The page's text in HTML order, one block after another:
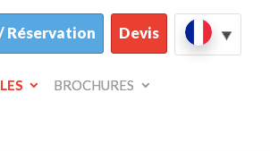
Réservation Devis
BROCHURES